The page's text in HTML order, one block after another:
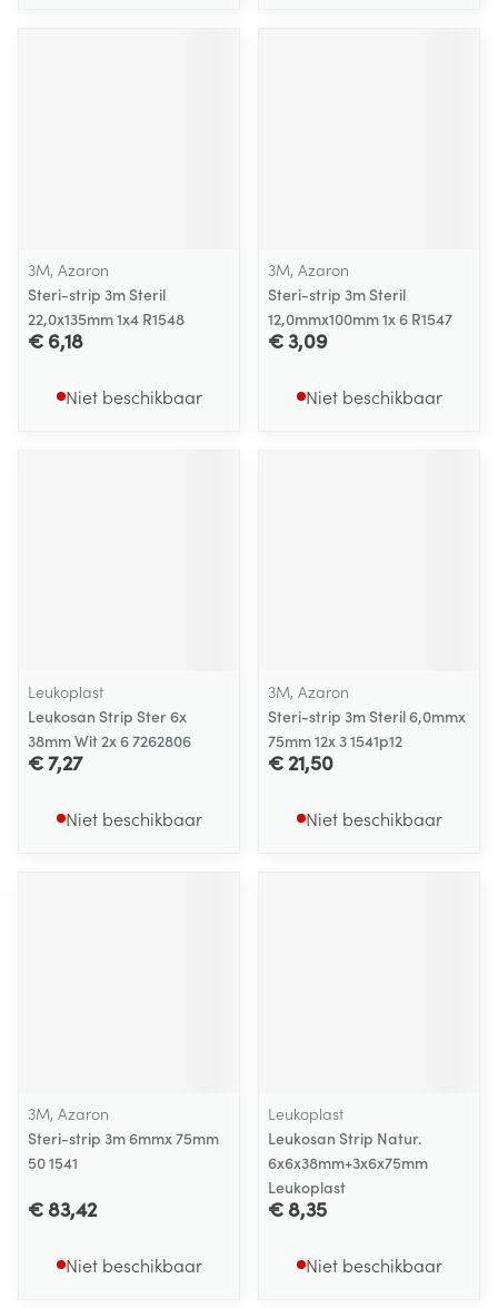
3M, Azaron
Steri-strip 3m Steril
22,0x135mm 1x4 R1548
€ 6,18
Niet beschikbaar
3M, Azaron
Steri-strip 3m Steril
12,0mmx100mm 1x 6 R1547
€ 3,09
Niet beschikbaar
Leukoplast
Leukosan Strip Ster 6x
38mm Wit 2x 6 7262806
€ 7,27
Niet beschikbaar
3M, Azaron
Steri-strip 3m Steril 6,0mmx
75mm 12x 3 1541p12
€ 21,50
Niet beschikbaar
3M, Azaron
Steri-strip 3m 6mmx 75mm
50 1541
€ 83,42
Niet beschikbaar
Leukoplast
Leukosan Strip Natur.
6x6x38mm+3x6x75mm
Leukoplast
€ 8,35
Niet beschikbaar